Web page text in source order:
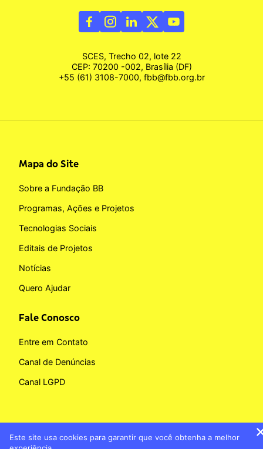
SCES, Trecho 02, lote 22
CEP: 70200 -002, Brasília (DF)
+55 (61) 3108-7000, fbb@fbb.org.br
Mapa do Site
Sobre a Fundação BB
Programas, Ações e Projetos
Tecnologias Sociais
Editais de Projetos
Notícias
Quero Ajudar
Fale Conosco
Entre em Contato
Canal de Denúncias
Canal LGPD
Este site usa cookies para garantir que você obtenha a melhor